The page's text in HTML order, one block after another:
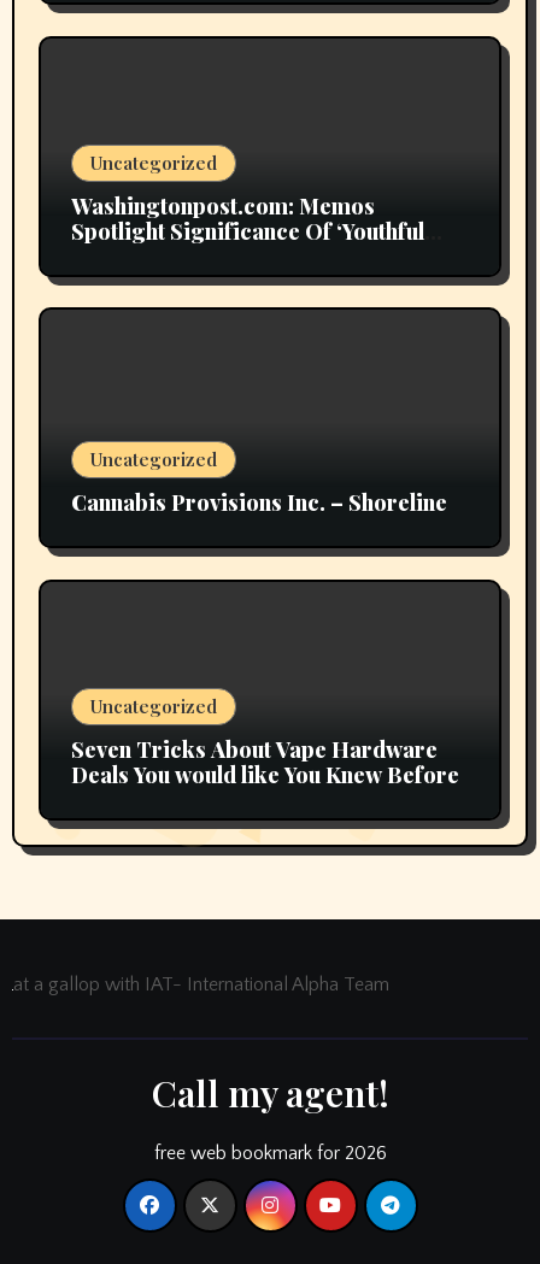
Uncategorized
Washingtonpost.com: Memos
Spotlight Significance Of ‘Youthful
Uncategorized
Cannabis Provisions Inc. – Shoreline
Uncategorized
Seven Tricks About Vape Hardware
Deals You would like You Knew Before
at a gallop with IAT- International Alpha Team
Call my agent!
free web bookmark for 2026